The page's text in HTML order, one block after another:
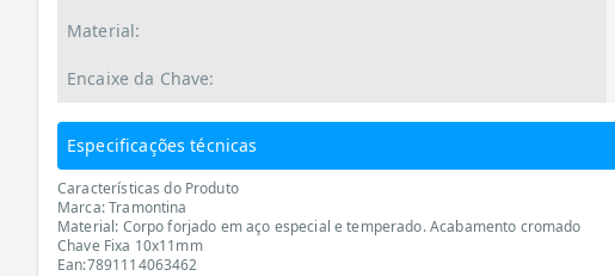
Material:
Encaixe da Chave:
Especificações técnicas
Características do Produto
Marca: Tramontina
Material: Corpo forjado em aço especial e temperado. Acabamento cromado
Chave Fixa 10x11mm
Ean:7891114063462